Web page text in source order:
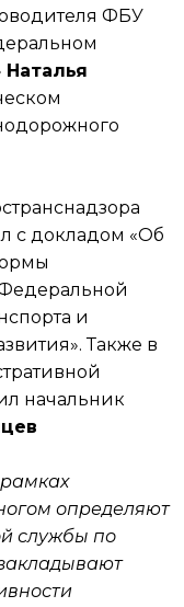
ФБУ
Наталья
с докладом «Об
и
Также в
начальник
определяют
службы по